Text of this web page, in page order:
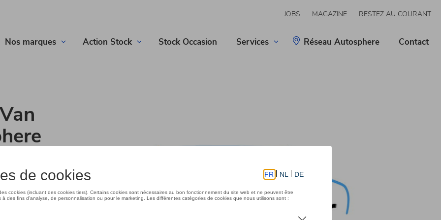
JOBS MAGAZINE RESTEZ AU COURANT
Nos marques Action Stock Stock Occasion Services Réseau Autosphere Contact
Van
à venir